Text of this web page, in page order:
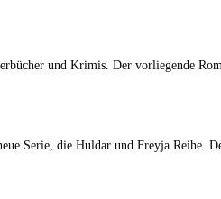
und Krimis. Der vorliegende
Serie, die Huldar und Freyja Reihe.